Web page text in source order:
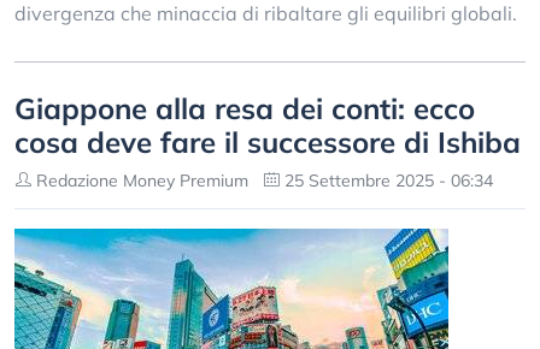
divergenza che minaccia di ribaltare gli equilibri globali.
Giappone alla resa dei conti: ecco
cosa deve fare il successore di Ishiba
Redazione Money Premium 25 Settembre 2025 - 06:34